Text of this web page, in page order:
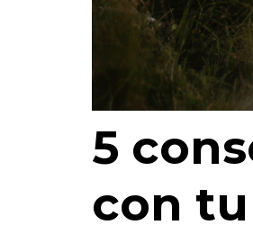
5
con